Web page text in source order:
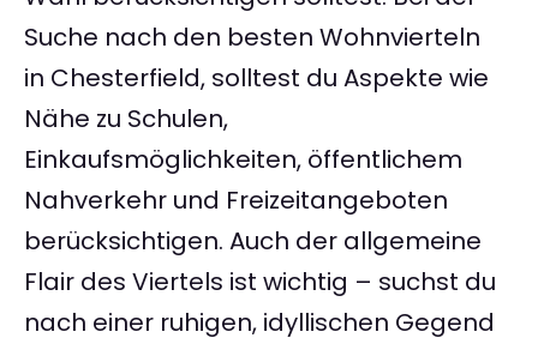
Suche nach den besten Wohnvierteln
in Chesterfield, solltest du Aspekte wie
Nähe zu Schulen,
Einkaufsmöglichkeiten, öffentlichem
Nahverkehr und Freizeitangeboten
berücksichtigen. Auch der allgemeine
Flair des Viertels ist wichtig – suchst du
nach einer ruhigen, idyllischen Gegend